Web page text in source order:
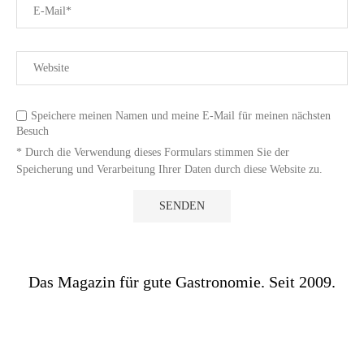
Speichere meinen Namen und meine E-Mail für meinen nächsten
Besuch
* Durch die Verwendung dieses Formulars stimmen Sie der
Speicherung und Verarbeitung Ihrer Daten durch diese Website zu.
Das Magazin für gute Gastronomie. Seit 2009.